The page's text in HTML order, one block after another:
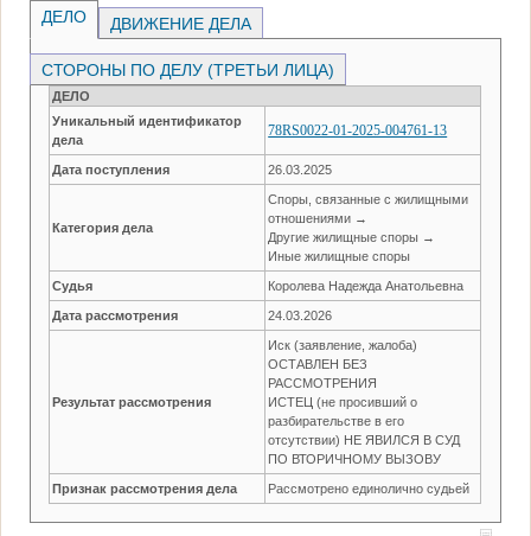
ДЕЛО ДВИЖЕНИЕ ДЕЛА
СТОРОНЫ ПО ДЕЛУ (ТРЕТЬИ ЛИЦА)
ДЕЛО
Уникальный идентификатор
дела
78RS0022-01-2025-004761-13
Дата поступления 26.03.2025
Категория дела
Споры, связанные с жилищными
отношениями →
Другие жилищные споры →
Иные жилищные споры
Судья Королева Надежда Анатольевна
Дата рассмотрения 24.03.2026
Результат рассмотрения
Иск (заявление, жалоба)
ОСТАВЛЕН БЕЗ
РАССМОТРЕНИЯ
ИСТЕЦ (не просивший о
разбирательстве в его
отсутствии) НЕ ЯВИЛСЯ В СУД
ПО ВТОРИЧНОМУ ВЫЗОВУ
Признак рассмотрения дела Рассмотрено единолично судьей